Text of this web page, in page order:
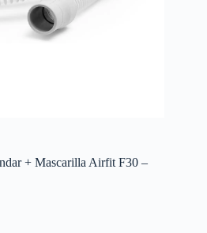
+ Mascarilla Airfit F30 –